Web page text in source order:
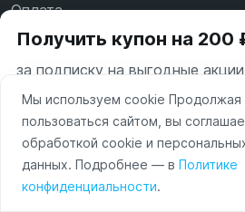
Наушники
Умные
Оплата
Доставка
Контакты
Политика обработки
Получить купон на 200
за подписку на выгодные акции
Нажимая на кнопку «Подписаться»
условиями пользования и политикой
сайта
Ваш город —
Московская
Изменить
Мы используем cookie Продолжая
пользоваться сайтом, вы
обработкой cookie и
данных. Подробнее — в Политике
конфиденциальности.